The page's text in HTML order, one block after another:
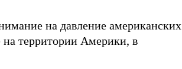
на давление американских
территории Америки, в